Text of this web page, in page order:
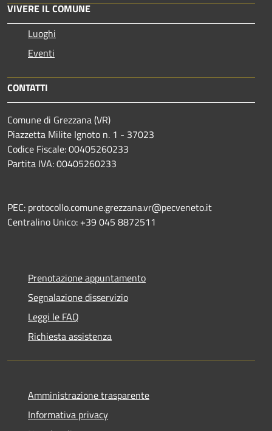
VIVERE IL COMUNE
Luoghi
Eventi
CONTATTI
Comune di Grezzana (VR)
Piazzetta Milite Ignoto n. 1 - 37023
Codice Fiscale: 00405260233
Partita IVA: 00405260233
PEC: protocollo.comune.grezzana.vr@pecveneto.it
Centralino Unico: +39 045 8872511
Prenotazione appuntamento
Segnalazione disservizio
Leggi le FAQ
Richiesta assistenza
Amministrazione trasparente
Informativa privacy